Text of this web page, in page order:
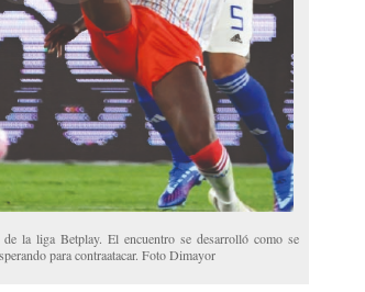
la liga Betplay. El encuentro se desarrolló como se
para contraatacar. Foto Dimayor